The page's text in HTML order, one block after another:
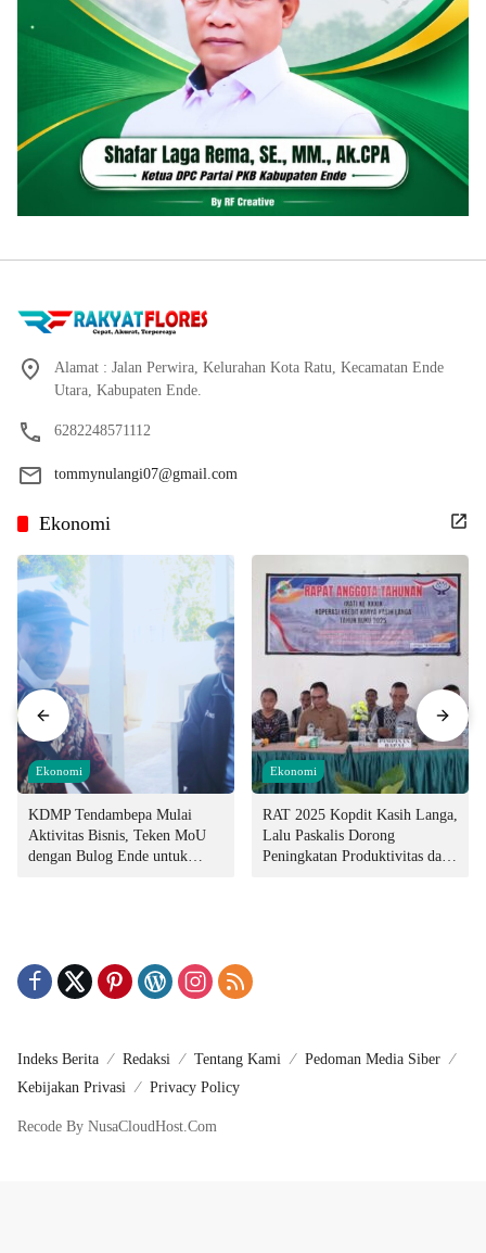
Alamat : Jalan Perwira, Kelurahan Kota Ratu, Kecamatan Ende
Utara, Kabupaten Ende.
6282248571112
tommynulangi07@gmail.com
Ekonomi
Ekonomi
KDMP Tendambepa Mulai
Aktivitas Bisnis, Teken MoU
dengan Bulog Ende untuk
Ekonomi
RAT 2025 Kopdit Kasih Langa,
Lalu Paskalis Dorong
Peningkatan Produktivitas dan
Indeks Berita Redaksi Tentang Kami
Pedoman Media Siber
Kebijakan Privasi
Privacy Policy
Recode By NusaCloudHost.Com